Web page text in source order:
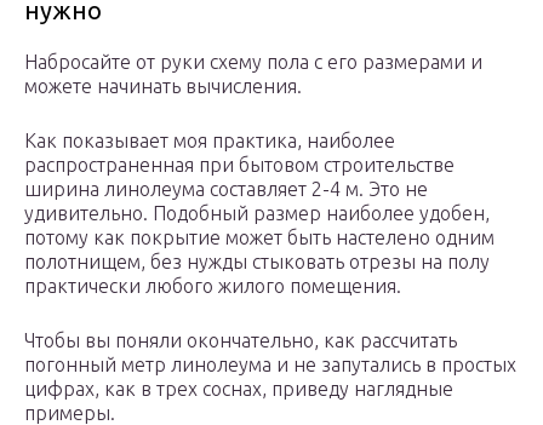
нужно
Набросайте от руки схему пола с его размерами и
можете начинать вычисления.
Как показывает моя практика, наиболее
распространенная при бытовом строительстве
ширина линолеума составляет 2-4 м. Это не
удивительно. Подобный размер наиболее удобен,
потому как покрытие может быть настелено одним
полотнищем, без нужды стыковать отрезы на полу
практически любого жилого помещения.
Чтобы вы поняли окончательно, как рассчитать
погонный метр линолеума и не запутались в простых
цифрах, как в трех соснах, приведу наглядные
примеры.